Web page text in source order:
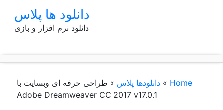
دانلود ها پلاس
دانلود نرم افزار و بازی
Home
»دانلودها پلاس » طراحی حرفه ای وبسایت با
Adobe Dreamweaver CC 2017 v17.0.1